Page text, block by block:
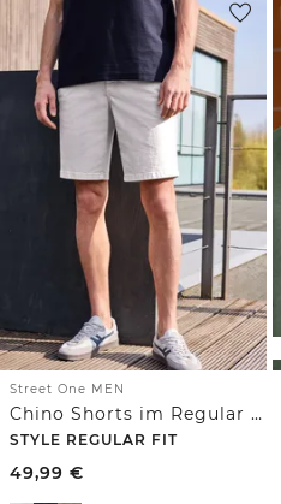
Street One MEN
Chino Shorts im Regular Fit mit Flexbund
STYLE REGULAR FIT
49,99 €